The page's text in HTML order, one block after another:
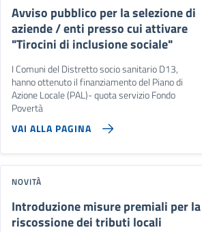
Avviso pubblico per la selezione di
aziende / enti presso cui attivare
"Tirocini di inclusione sociale"
I Comuni del Distretto socio sanitario D13,
hanno ottenuto il finanziamento del Piano di
Azione Locale (PAL)- quota servizio Fondo
Povertà
VAI ALLA PAGINA
NOVITÀ
Introduzione misure premiali per la
riscossione dei tributi locali